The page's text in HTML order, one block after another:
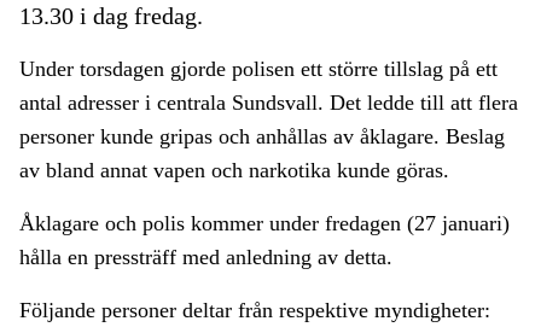
13.30 i dag fredag.
Under torsdagen gjorde polisen ett större tillslag på ett
antal adresser i centrala Sundsvall. Det ledde till att flera
personer kunde gripas och anhållas av åklagare. Beslag
av bland annat vapen och narkotika kunde göras.
Åklagare och polis kommer under fredagen (27 januari)
hålla en pressträff med anledning av detta.
Följande personer deltar från respektive myndigheter: